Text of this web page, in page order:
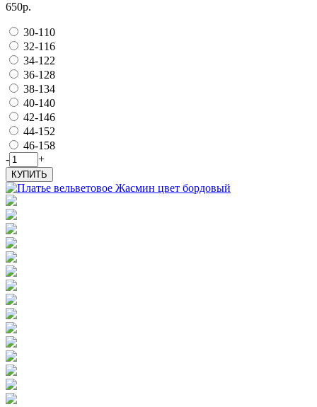
650р.
30-110
32-116
34-122
36-128
38-134
40-140
42-146
44-152
46-158
-
+
КУПИТЬ